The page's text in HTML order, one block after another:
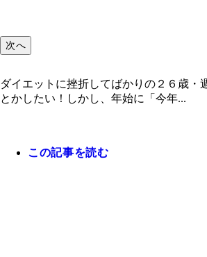
次へ
ダイエットに挫折してばかりの２６歳
とかしたい！しかし、年始に「今年...
この記事を読む